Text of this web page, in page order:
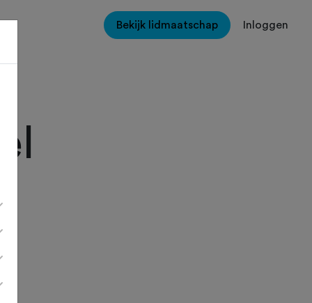
Bekijk lidmaatschap Inloggen